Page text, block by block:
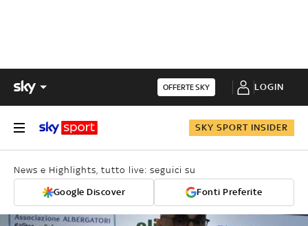
OFFERTE SKY LOGIN
SKY SPORT INSIDER
News e Highlights, tutto live: seguici su
Google Discover Fonti Preferite